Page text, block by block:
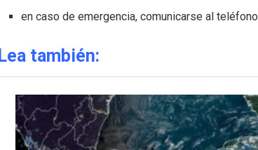
en caso de emergencia, comunicarse al teléfono
Lea también: